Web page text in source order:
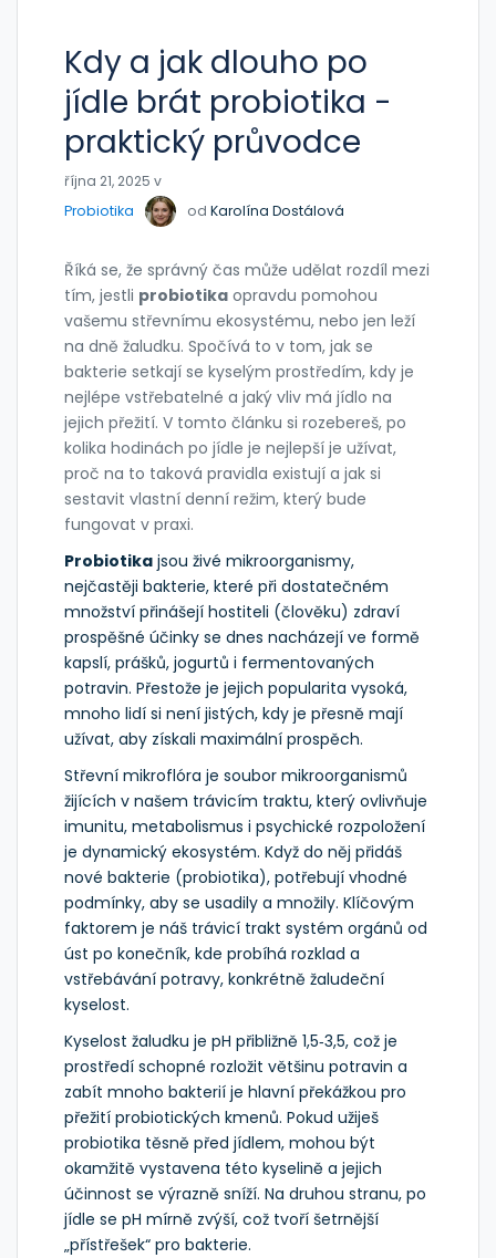
Kdy a jak dlouho po
jídle brát probiotika -
praktický průvodce
října 21, 2025 v
Probiotika
od Karolína Dostálová
Říká se, že správný čas může udělat rozdíl mezi
tím, jestli probiotika opravdu pomohou
vašemu střevnímu ekosystému, nebo jen leží
na dně žaludku. Spočívá to v tom, jak se
bakterie setkají se kyselým prostředím, kdy je
nejlépe vstřebatelné a jaký vliv má jídlo na
jejich přežití. V tomto článku si rozebereš, po
kolika hodinách po jídle je nejlepší je užívat,
proč na to taková pravidla existují a jak si
sestavit vlastní denní režim, který bude
fungovat v praxi.
Probiotika jsou živé mikroorganismy,
nejčastěji bakterie, které při dostatečném
množství přinášejí hostiteli (člověku) zdraví
prospěšné účinky se dnes nacházejí ve formě
kapslí, prášků, jogurtů i fermentovaných
potravin. Přestože je jejich popularita vysoká,
mnoho lidí si není jistých, kdy je přesně mají
užívat, aby získali maximální prospěch.
Střevní mikroflóra je soubor mikroorganismů
žijících v našem trávicím traktu, který ovlivňuje
imunitu, metabolismus i psychické rozpoložení
je dynamický ekosystém. Když do něj přidáš
nové bakterie (probiotika), potřebují vhodné
podmínky, aby se usadily a množily. Klíčovým
faktorem je náš trávicí trakt systém orgánů od
úst po konečník, kde probíhá rozklad a
vstřebávání potravy, konkrétně žaludeční
kyselost.
Kyselost žaludku je pH přibližně 1,5‑3,5, což je
prostředí schopné rozložit většinu potravin a
zabít mnoho bakterií je hlavní překážkou pro
přežití probiotických kmenů. Pokud užiješ
probiotika těsně před jídlem, mohou být
okamžitě vystavena této kyselině a jejich
účinnost se výrazně sníží. Na druhou stranu, po
jídle se pH mírně zvýší, což tvoří šetrnější
„přístřešek“ pro bakterie.